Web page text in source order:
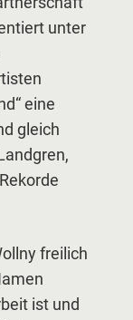
unter
eine
gleich
freilich
ist und